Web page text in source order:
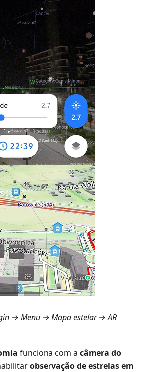
→ Menu → Mapa estelar→ AR
funciona com a câmera do
observação de estrelas em